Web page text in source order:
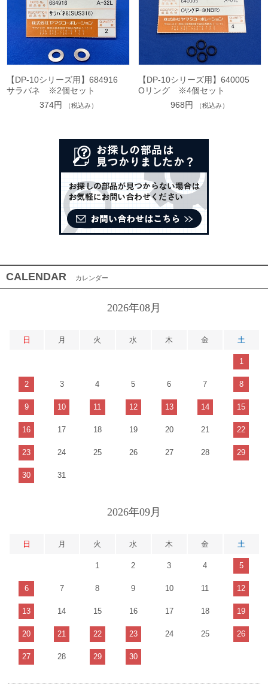
【DP-10シリーズ用】684916
サラバネ ※2個セット
374円
（税込み）
【DP-10シリーズ用】640005
Oリング ※4個セット
968円
（税込み）
CALENDAR カレンダー
2026年08月
日 月 火 水 木 金 土
1
2 3 4 5 6 7 8
9 10 11 12 13 14 15
16 17 18 19 20 21 22
23 24 25 26 27 28 29
30 31
2026年09月
日 月 火 水 木 金 土
1 2 3 4 5
6 7 8 9 10 11 12
13 14 15 16 17 18 19
20 21 22 23 24 25 26
27 28 29 30